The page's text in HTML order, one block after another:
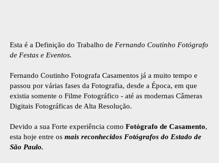
Esta é a Definição do Trabalho de Fernando Coutinho Fotógrafo
de Festas e Eventos.
Fernando Coutinho Fotografa Casamentos já a muito tempo e
passou por várias fases da Fotografia, desde a Época, em que
existia somente o Filme Fotográfico - até as modernas Câmeras
Digitais Fotográficas de Alta Resolução.
Devido a sua Forte experiência como Fotógrafo de Casamento,
esta hoje entre os mais reconhecidos Fotógrafos do Estado de
São Paulo.